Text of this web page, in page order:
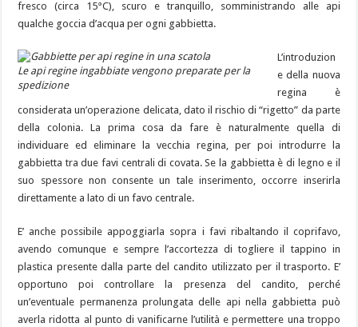
fresco (circa 15°C), scuro e tranquillo, somministrando alle api
qualche goccia d’acqua per ogni gabbietta.
Le api regine ingabbiate vengono preparate per la
spedizione
L’introduzion
e della nuova
regina è
considerata un’operazione delicata, dato il rischio di “rigetto” da parte
della colonia. La prima cosa da fare è naturalmente quella di
individuare ed eliminare la vecchia regina, per poi introdurre la
gabbietta tra due favi centrali di covata. Se la gabbietta è di legno e il
suo spessore non consente un tale inserimento, occorre inserirla
direttamente a lato di un favo centrale.
E’ anche possibile appoggiarla sopra i favi ribaltando il coprifavo,
avendo comunque e sempre l’accortezza di togliere il tappino in
plastica presente dalla parte del candito utilizzato per il trasporto. E’
opportuno poi controllare la presenza del candito, perché
un’eventuale permanenza prolungata delle api nella gabbietta può
averla ridotta al punto di vanificarne l’utilità e permettere una troppo